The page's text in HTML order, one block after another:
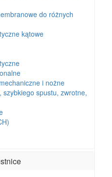
do różnych
kątowe
i nożne
szybkiego spustu, zwrotne,